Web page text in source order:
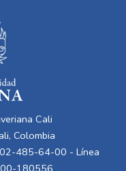
por las altas
Suprema de Justicia,
y la Corte
de
evaluando su
a lo largo del tiempo.
en un contexto en
juega un papel
de justicia,
procesales que
Cali
Colombia
485-64-00 - Línea